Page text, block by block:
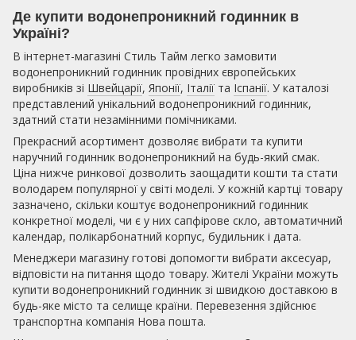
Де купити водонепроникний годинник в
Україні?
В інтернет-магазині Стиль Тайм легко замовити
водонепроникний годинник провідних європейських
виробників зі Швейцарії, Японії, Італії та Іспанії. У каталозі
представлений унікальний водонепроникний годинник,
здатний стати незамінними помічниками.
Прекрасний асортимент дозволяє вибрати та купити
наручний годинник водонепроникний на будь-який смак.
Ціна нижче ринкової дозволить заощадити кошти та стати
володарем популярної у світі моделі. У кожній картці товару
зазначено, скільки коштує водонепроникний годинник
конкретної моделі, чи є у них сапфірове скло, автоматичний
календар, полікарбонатний корпус, будильник і дата.
Менеджери магазину готові допомогти вибрати аксесуар,
відповісти на питання щодо товару. Жителі України можуть
купити водонепроникний годинник зі швидкою доставкою в
будь-яке місто та селище країни. Перевезення здійснює
транспортна компанія Нова пошта.